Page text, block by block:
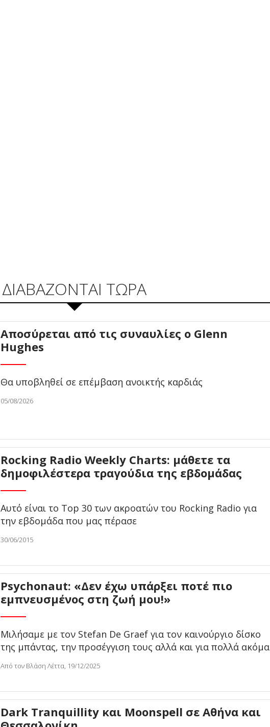
ΔΙΑΒΑΖΟΝΤΑΙ ΤΩΡΑ
Αποσύρεται από τις συναυλίες ο Glenn
Hughes
Θα υποβληθεί σε επέμβαση ανοικτής καρδιάς
05/08/2026
Rocking Radio Weekly Charts: μάθετε τα
δημοφιλέστερα τραγούδια της εβδομάδας
Αυτό είναι το Top 30 των ακροατών του Rocking Radio για
την εβδομάδα που μας πέρασε
30/06/2015
Psychonaut: «Δεν έχω υπάρξει ποτέ πιο
εμπνευσμένος στη ζωή μου!»
Μιλήσαμε με τον Stefan De Graef για τον καινούργιο δίσκο
της μπάντας, την προσέγγιση τους αλλά και για πολλά ακόμα
Από τον Βλάση Λέττα, 19/12/2025
Dark Tranquillity και Moonspell σε Αθήνα και